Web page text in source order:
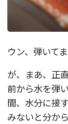
ウン、弾いてま
が、まあ、正
前から水を弾
間、水分に接
みないと分か